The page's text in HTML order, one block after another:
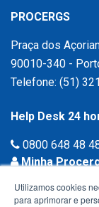
PROCERGS
Praça dos
90010-340 -
Telefone: (51)
Help Desk 24
0800 648 48
Minha
Utilizamos cookies
para aprimorar e